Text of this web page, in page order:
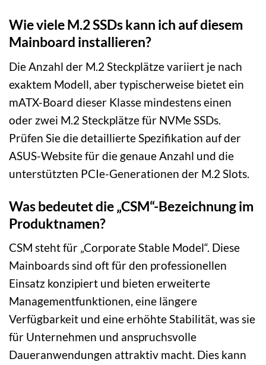
Wie viele M.2 SSDs kann ich auf diesem
Mainboard installieren?
Die Anzahl der M.2 Steckplätze variiert je nach
exaktem Modell, aber typischerweise bietet ein
mATX-Board dieser Klasse mindestens einen
oder zwei M.2 Steckplätze für NVMe SSDs.
Prüfen Sie die detaillierte Spezifikation auf der
ASUS-Website für die genaue Anzahl und die
unterstützten PCIe-Generationen der M.2 Slots.
Was bedeutet die „CSM“-Bezeichnung im
Produktnamen?
CSM steht für „Corporate Stable Model“. Diese
Mainboards sind oft für den professionellen
Einsatz konzipiert und bieten erweiterte
Managementfunktionen, eine längere
Verfügbarkeit und eine erhöhte Stabilität, was sie
für Unternehmen und anspruchsvolle
Daueranwendungen attraktiv macht. Dies kann